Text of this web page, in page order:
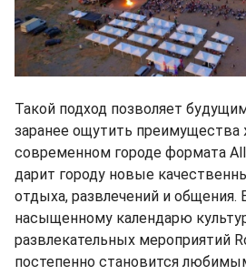
Такой подход позволяет
заранее ощутить преимущества
современном городе формата
дарит городу новые
отдыха, развлечений и общения.
насыщенному календарю
развлекательных мероприятий
постепенно становится